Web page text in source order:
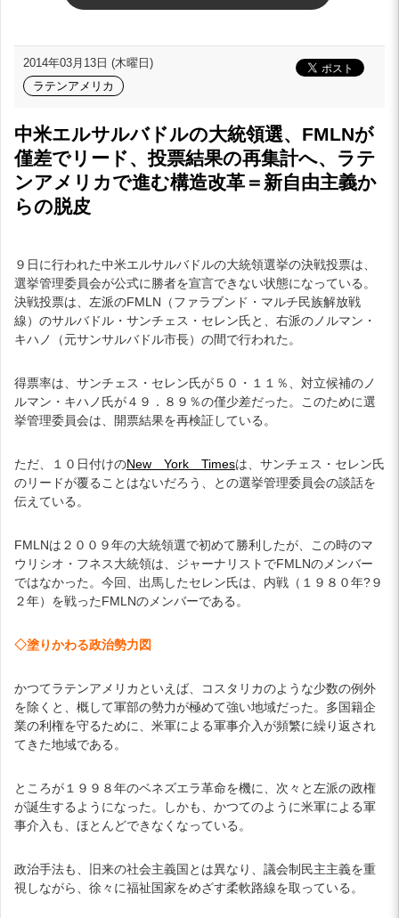
2014年03月13日 (木曜日)
ラテンアメリカ
中米エルサルバドルの大統領選、FMLNが
僅差でリード、投票結果の再集計へ、ラテ
ンアメリカで進む構造改革＝新自由主義か
らの脱皮
９日に行われた中米エルサルバドルの大統領選挙の決戦投票は、
選挙管理委員会が公式に勝者を宣言できない状態になっている。
決戦投票は、左派のFMLN（ファラブンド・マルチ民族解放戦
線）のサルバドル・サンチェス・セレン氏と、右派のノルマン・
キハノ（元サンサルバドル市長）の間で行われた。
得票率は、サンチェス・セレン氏が５０・１１％、対立候補のノ
ルマン・キハノ氏が４９．８９％の僅少差だった。このために選
挙管理委員会は、開票結果を再検証している。
ただ、１０日付けのNew York Timesは、サンチェス・セレン氏
のリードが覆ることはないだろう、との選挙管理委員会の談話を
伝えている。
FMLNは２００９年の大統領選で初めて勝利したが、この時のマ
ウリシオ・フネス大統領は、ジャーナリストでFMLNのメンバー
ではなかった。今回、出馬したセレン氏は、内戦（１９８０年?９
２年）を戦ったFMLNのメンバーである。
◇塗りかわる政治勢力図
かつてラテンアメリカといえば、コスタリカのような少数の例外
を除くと、概して軍部の勢力が極めて強い地域だった。多国籍企
業の利権を守るために、米軍による軍事介入が頻繁に繰り返され
てきた地域である。
ところが１９９８年のベネズエラ革命を機に、次々と左派の政権
が誕生するようになった。しかも、かつてのように米軍による軍
事介入も、ほとんどできなくなっている。
政治手法も、旧来の社会主義国とは異なり、議会制民主主義を重
視しながら、徐々に福祉国家をめざす柔軟路線を取っている。